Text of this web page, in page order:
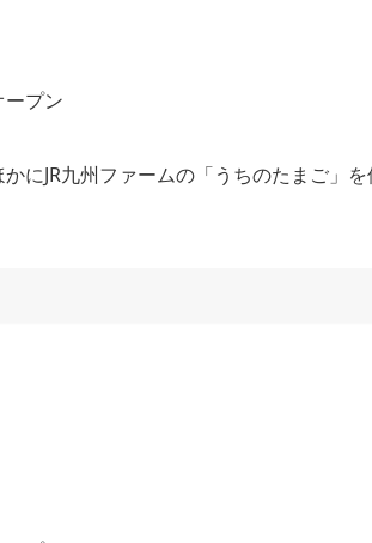
にJR九州ファームの「うちのたまご」